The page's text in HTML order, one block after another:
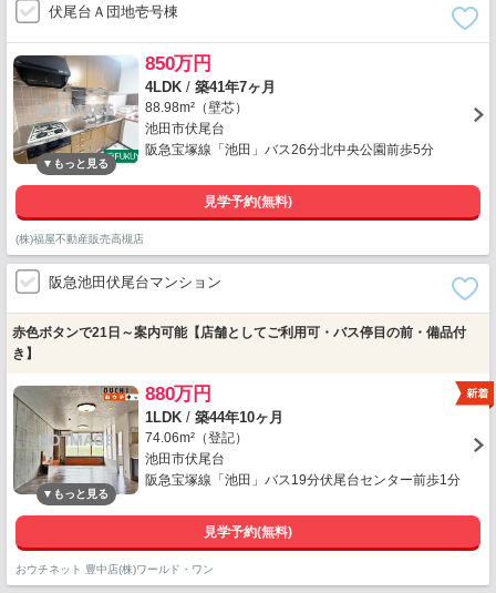
伏尾台Ａ団地壱号棟
850万円
4LDK / 築41年7ヶ月
88.98m²（壁芯）
池田市伏尾台
阪急宝塚線「池田」バス26分北中央公園前歩5分
見学予約(無料)
(株)福屋不動産販売高槻店
阪急池田伏尾台マンション
赤色ボタンで21日～案内可能【店舗としてご利用可・バス停目の前・備品付
き】
880万円
1LDK / 築44年10ヶ月
74.06m²（登記）
池田市伏尾台
阪急宝塚線「池田」バス19分伏尾台センター前歩1分
見学予約(無料)
おウチネット 豊中店(株)ワールド・ワン